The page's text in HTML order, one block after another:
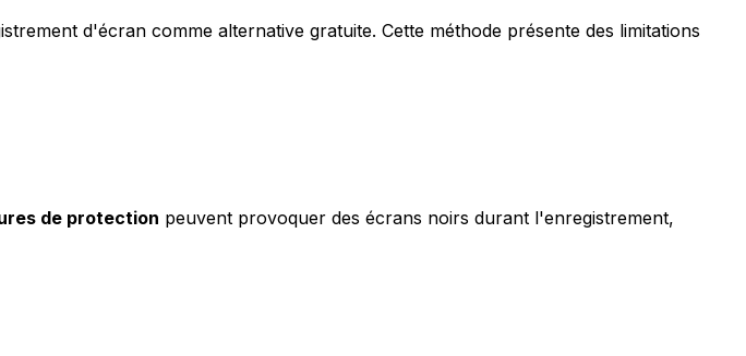
d'écran comme alternative gratuite. Cette méthode présente des limitations
de protection peuvent provoquer des écrans noirs durant l'enregistrement,